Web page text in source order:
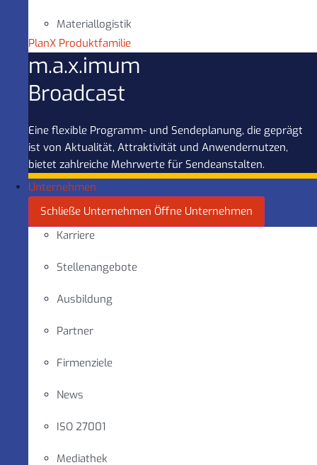
Materiallogistik
PlanX Produktfamilie
m.a.x.imum
Broadcast
Eine flexible Programm- und Sendeplanung, die geprägt
ist von Aktualität, Attraktivität und Anwendernutzen,
bietet zahlreiche Mehrwerte für Sendeanstalten.
Unternehmen
Schließe Unternehmen Öffne Unternehmen
Karriere
Stellenangebote
Ausbildung
Partner
Firmenziele
News
ISO 27001
Mediathek